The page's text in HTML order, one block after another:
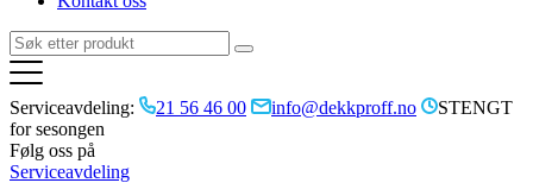
Serviceavdeling: 21 56 46 00 info@dekkproff.no
STENGT
for sesongen
Følg oss på
Serviceavdeling